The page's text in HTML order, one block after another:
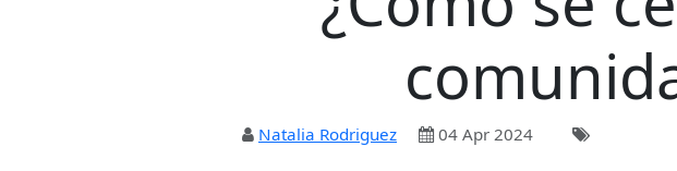
Natalia Rodriguez 04 Apr 2024